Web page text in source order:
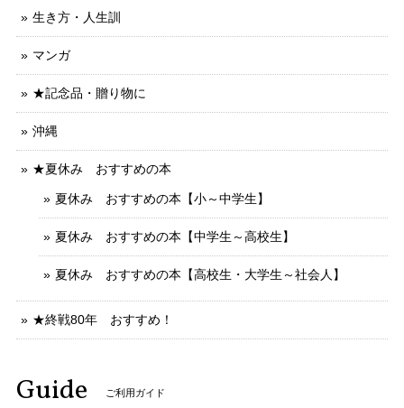
生き方・人生訓
マンガ
★記念品・贈り物に
沖縄
★夏休み おすすめの本
夏休み おすすめの本【小～中学生】
夏休み おすすめの本【中学生～高校生】
夏休み おすすめの本【高校生・大学生～社会人】
★終戦80年 おすすめ！
Guide ご利用ガイド